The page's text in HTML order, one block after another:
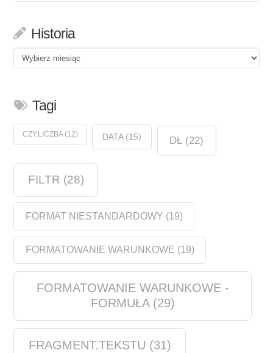
Historia
Historia
Tagi
CZY.LICZBA(12) DATA(15) DŁ (22)
FILTR (28)
FORMAT NIESTANDARDOWY (19)
FORMATOWANIE WARUNKOWE (19)
FORMATOWANIE WARUNKOWE -
FORMUŁA(29)
FRAGMENT.TEKSTU (31)